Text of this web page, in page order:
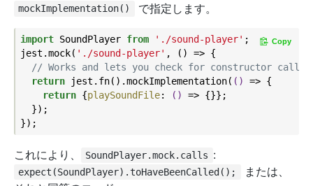
mockImplementation() で指定します。
import SoundPlayer from './sound-player' ;
jest.mock( './sound-player' , () => {
// Works and lets you check for constructor calls:
return jest.fn().mockImplementation( () => {
return {playSoundFile: () => {}};
  });
Copy
これにより、 SoundPlayer.mock.calls :
expect(SoundPlayer).toHaveBeenCalled();
または、